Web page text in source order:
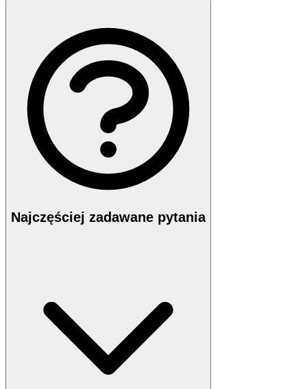
Najczęściej zadawane pytania